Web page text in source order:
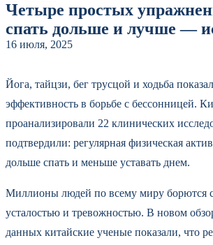
Четыре простых
спать дольше и лучше —
16 июля, 2025
Йога, тайцзи, бег трусцой и ходьба
эффективность в борьбе с бессонницей.
проанализировали 22 клинических
подтвердили: регулярная физическая
дольше спать и меньше уставать днем.
Миллионы людей по всему миру борются
усталостью и тревожностью. В новом
данных китайские ученые показали, что